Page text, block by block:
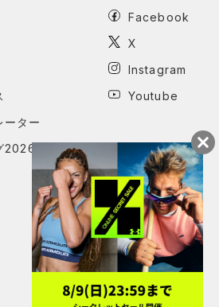
ーター
2026
Facebook
X
Instagram
Youtube